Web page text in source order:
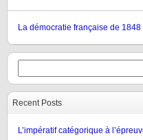
La démocratie française de
Recent Posts
L’impératif catégorique à